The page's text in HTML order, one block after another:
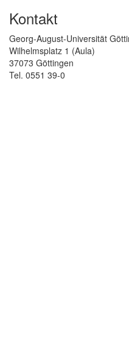
Kontakt
Georg-August-Universität
Wilhelmsplatz 1 (Aula)
37073 Göttingen
Tel. 0551 39-0